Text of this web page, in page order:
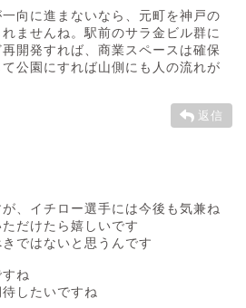
向に進まないなら、元町を神戸の
ませんね。駅前のサラ金ビル群に
開発すれば、商業スペースは確保
公園にすれば山側にも人の流れが
返信
が、イチロー選手には今後も気兼ね
だけたら嬉しいです
ではないと思うんです
ね
したいですね